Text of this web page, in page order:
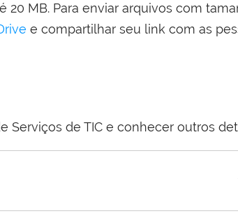
MB. Para enviar arquivos com
e compartilhar seu link com as
Serviços de TIC e conhecer outros